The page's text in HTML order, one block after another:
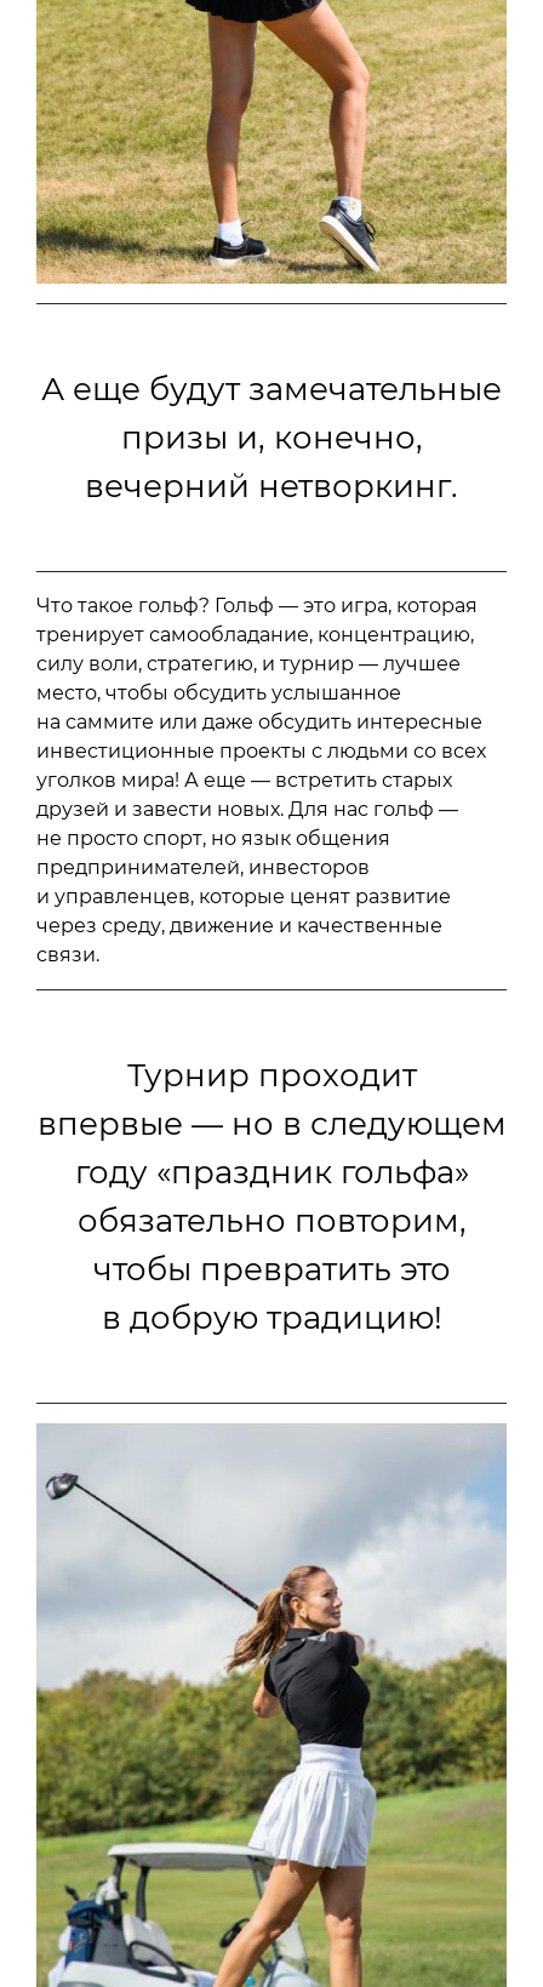
А еще будут замечательные
призы и, конечно,
вечерний нетворкинг.
Что такое гольф? Гольф — это игра, которая
тренирует самообладание, концентрацию,
силу воли, стратегию, и турнир — лучшее
место, чтобы обсудить услышанное
на саммите или даже обсудить интересные
инвестиционные проекты с людьми со всех
уголков мира! А еще — встретить старых
друзей и завести новых. Для нас гольф —
не просто спорт, но язык общения
предпринимателей, инвесторов
и управленцев, которые ценят развитие
через среду, движение и качественные
связи.
Турнир проходит
впервые — но в следующем
году «праздник гольфа»
обязательно повторим,
чтобы превратить это
в добрую традицию!